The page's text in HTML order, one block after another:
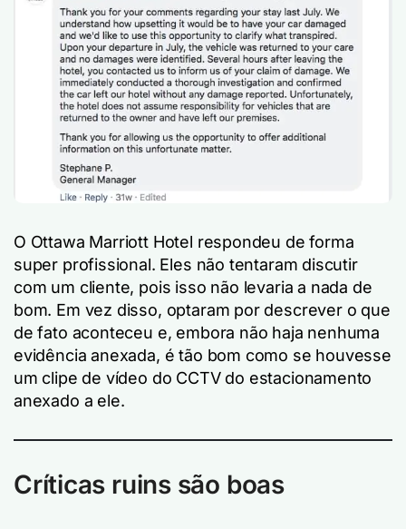
O Ottawa Marriott Hotel respondeu de forma
super profissional. Eles não tentaram discutir
com um cliente, pois isso não levaria a nada de
bom. Em vez disso, optaram por descrever o que
de fato aconteceu e, embora não haja nenhuma
evidência anexada, é tão bom como se houvesse
um clipe de vídeo do CCTV do estacionamento
anexado a ele.
Críticas ruins são boas